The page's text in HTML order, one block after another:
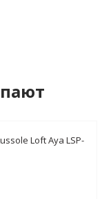
Loft Aya LSP-